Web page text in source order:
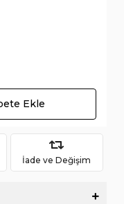
Ekle
İade ve Değişim